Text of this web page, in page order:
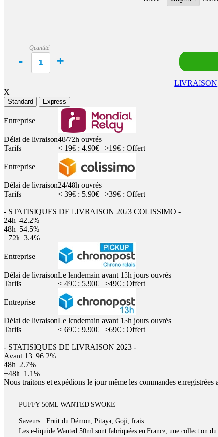
Quantité
LIVRAISON
X
Standard Express
Entreprise
Délai de livraison48/72h ouvrés
Tarifs
< 19€ : 4.90€ | >19€ : Offert
Entreprise
Délai de livraison24/48h ouvrés
Tarifs
< 39€ : 5.90€ | >39€ : Offert
- STATISIQUES DE LIVRAISON 2023 COLISSIMO -
24h 42.2%
48h 54.5%
+72h 3.4%
Entreprise
Délai de livraisonLe lendemain avant 13h jours ouvrés
Tarifs
< 49€ : 5.90€ | >49€ : Offert
Entreprise
Délai de livraisonLe lendemain avant 13h jours ouvrés
Tarifs
< 69€ : 9.90€ | >69€ : Offert
- STATISIQUES DE LIVRAISON 2023 -
Avant 13 96.2%
48h 2.7%
+48h 1.1%
Nous traitons et expédions le jour même les commandes
PUFFY 50ML WANTED SWOKE
Saveurs : Fruit du Démon, Pitaya, Goji, frais
Les e-liquide Wanted 50ml sont fabriquées en France, une collection